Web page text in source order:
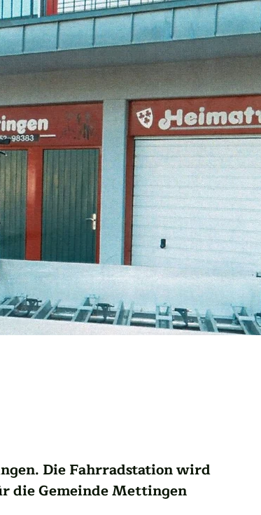
Die Fahrradstation wird
die Gemeinde Mettingen